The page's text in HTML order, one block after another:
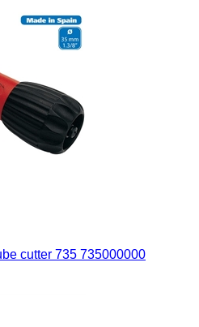
cutter 735 735000000